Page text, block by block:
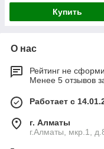
Купить
О нас
Рейтинг не
Менее 5 отзывов
Работает с
г. Алматы
г.Алматы, мкр.1,